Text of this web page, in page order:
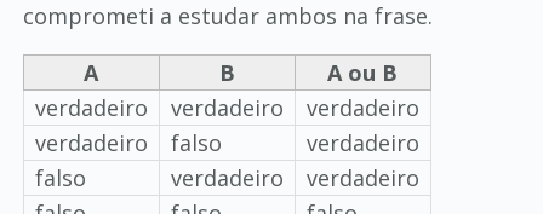
comprometi a estudar ambos na frase.
A
B
A ou B
verdadeiro
verdadeiro
verdadeiro
verdadeiro
falso
verdadeiro
falso
verdadeiro
verdadeiro